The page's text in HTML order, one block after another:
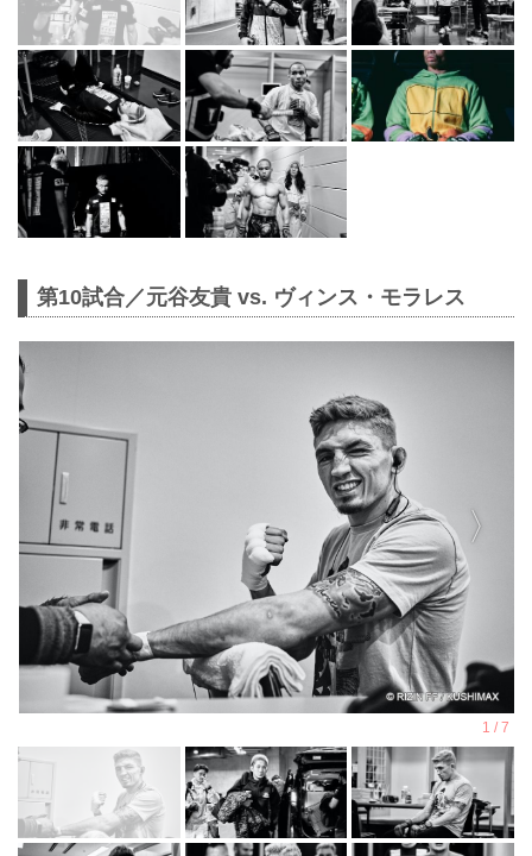
第10試合／元谷友貴 vs. ヴィンス・モラレス